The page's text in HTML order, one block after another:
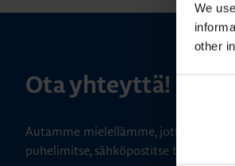
We
other
Ota yhteyttä!
Autamme mielellämme, jotta
puhelimitse, sähköpostitse tai